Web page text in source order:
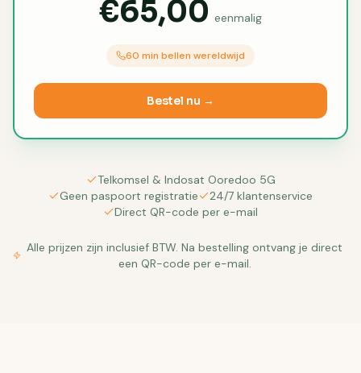
€65,00 eenmalig
60 min bellen wereldwijd
Bestel nu →
Telkomsel & Indosat Ooredoo 5G
Geen paspoort registratie
24/7 klantenservice
Direct QR-code per e-mail
Alle prijzen zijn inclusief BTW. Na bestelling ontvang je direct
een QR-code per e-mail.